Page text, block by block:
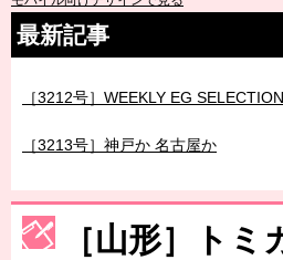
最新記事
［3214号］WEST制覇
［山形］ト